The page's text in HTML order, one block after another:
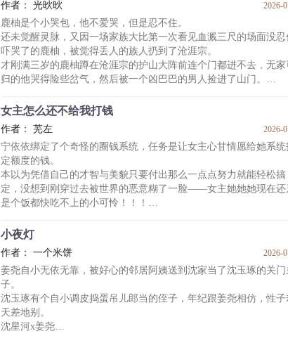
宗衍说：“打扰了。”
实现时尚八杀，宗衍对情爱彻底绝望了。
夜晚，他陪朋友去酒吧解闷儿。
坐在吧台前，一个男人靠近宗衍，与他搭讪。
宗衍俨然一副柳下惠的样子，“不约。”
男人说：“陪我过夜，
作者： 光炚炚 2026-
鹿柚是个小哭包，他不爱哭，但是忍不住。
还未觉醒灵脉，又因一场家族大比第一次看见血溅三尺的场面没忍
吓哭了的鹿柚，被觉得丢人的族人扔到了沧涯宗。
才刚满三岁的鹿柚蹲在沧涯宗的护山大阵前连个门都进不去，无家
归的他哭得险些岔气，然后被一个凶巴巴的男人捡进了山门。
大师兄清冷如月、仙人之姿，有洁癖。
二师兄冷漠寡言、一丝不苟，不喜吵闹。
三师兄浪荡不羁、行事无忌，却极为排外。
四师兄温文尔雅、为人谦逊，讨厌打破常规。
鹿柚觉醒灵脉的第一天就被
女主怎么还不给我打钱
作者： 芜左 2026-
宁依依绑定了个奇怪的圈钱系统，任务是让女主心甘情愿给她系统
定额度的钱。
本以为凭借自己的才智与美貌只要付出那么一点点努力就能轻松搞
定，没想到刚穿过去被世界的恶意糊了一脸——女主她她她现在还
是个饭都快吃不上的小可怜！！！
那种…
宁依依：TD
系统：【QAQ，不可以】
①和校欺真千金做朋友(已完成)
伪高冷x假甜妹
被父母抛弃的穷学生
②圈养落魄影后（已完成）
毒舌影后x忠犬粉丝
小夜灯
作者： 一个米饼 2026-
姜尧自小无依无靠，被好心的邻居阿姨送到沈家当了沈玉琢的关门
子。
沈玉琢有个自小调皮捣蛋吊儿郎当的侄子，年纪跟姜尧相仿，性子
天差地别。
沈星河x姜尧